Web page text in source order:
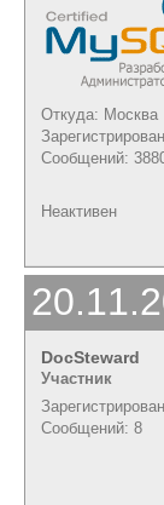
Откуда: Москва
Сообщений:
Неактивен
DocSteward
Участник
Сообщений: 8